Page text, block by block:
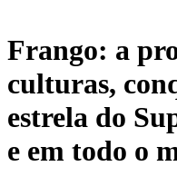
Frango: a
culturas,
estrela do
e em todo o